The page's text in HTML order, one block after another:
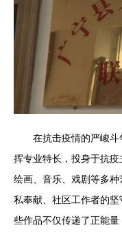
在抗击疫情的严峻
挥专业特长，投身于抗疫
绘画、音乐、戏剧等多
私奉献、社区工作者的
些作品不仅传递了正能